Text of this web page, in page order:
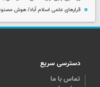
قرارهای علمی اسلام آباد/ هوش
دسترسی سریع
تماس با ما